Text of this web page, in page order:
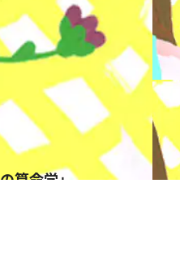
算命学」